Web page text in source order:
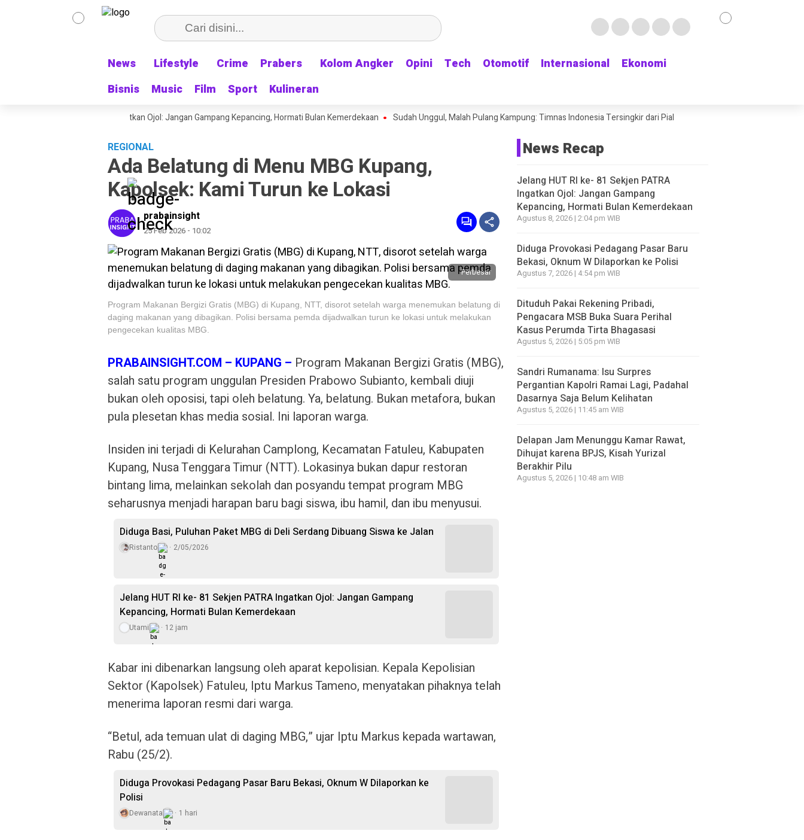
News Lifestyle Crime Prabers Kolom Angker Opini Tech Otomotif Internasional
Ekonomi
Bisnis
Music Film Sport Kulineran
News Lifestyle Crime Prabers Kolom Angker Opini Tech Otomotif Internasional
Ekonomi
Bisnis
Music Film Sport Kulineran
ke- 81 Sekjen PATRA Ingatkan Ojol: Jangan Gampang Kepancing, Hormati Bulan Kemerdekaan Sudah Unggul, Malah Pulang Kampung: Timnas Indonesia Tersingkir dari Piala AFF 2026 usai Ditahan Singapura 1-1
REGIONAL
Ada Belatung di Menu MBG Kupang,
Kapolsek: Kami Turun ke Lokasi
prabainsight
25 Feb 2026 - 10:02
Perbesar
Program Makanan Bergizi Gratis (MBG) di Kupang, NTT, disorot setelah warga menemukan belatung di
daging makanan yang dibagikan. Polisi bersama pemda dijadwalkan turun ke lokasi untuk melakukan
pengecekan kualitas MBG.
PRABAINSIGHT.COM – KUPANG – Program Makanan Bergizi Gratis (MBG),
salah satu program unggulan Presiden Prabowo Subianto, kembali diuji
bukan oleh oposisi, tapi oleh belatung. Ya, belatung. Bukan metafora, bukan
pula plesetan khas media sosial. Ini laporan warga.
Insiden ini terjadi di Kelurahan Camplong, Kecamatan Fatuleu, Kabupaten
Kupang, Nusa Tenggara Timur (NTT). Lokasinya bukan dapur restoran
bintang lima, melainkan sekolah dan posyandu tempat program MBG
seharusnya menjadi harapan baru bagi siswa, ibu hamil, dan ibu menyusui.
Diduga Basi, Puluhan Paket MBG di Deli Serdang Dibuang Siswa ke Jalan
Ristanto 2/05/2026
Jelang HUT RI ke- 81 Sekjen PATRA Ingatkan Ojol: Jangan Gampang
Kepancing, Hormati Bulan Kemerdekaan
Utami 12 jam
Kabar ini dibenarkan langsung oleh aparat kepolisian. Kepala Kepolisian
Sektor (Kapolsek) Fatuleu, Iptu Markus Tameno, menyatakan pihaknya telah
menerima laporan resmi dari warga.
“Betul, ada temuan ulat di daging MBG,” ujar Iptu Markus kepada wartawan,
Rabu (25/2).
Diduga Provokasi Pedagang Pasar Baru Bekasi, Oknum W Dilaporkan ke
Polisi
Dewanata 1 hari
News Recap
Jelang HUT RI ke- 81 Sekjen PATRA
Ingatkan Ojol: Jangan Gampang
Kepancing, Hormati Bulan Kemerdekaan
Agustus 8, 2026 | 2:04 pm WIB
Diduga Provokasi Pedagang Pasar Baru
Bekasi, Oknum W Dilaporkan ke Polisi
Agustus 7, 2026 | 4:54 pm WIB
Dituduh Pakai Rekening Pribadi,
Pengacara MSB Buka Suara Perihal
Kasus Perumda Tirta Bhagasasi
Agustus 5, 2026 | 5:05 pm WIB
Sandri Rumanama: Isu Surpres
Pergantian Kapolri Ramai Lagi, Padahal
Dasarnya Saja Belum Kelihatan
Agustus 5, 2026 | 11:45 am WIB
Delapan Jam Menunggu Kamar Rawat,
Dihujat karena BPJS, Kisah Yurizal
Berakhir Pilu
Agustus 5, 2026 | 10:48 am WIB